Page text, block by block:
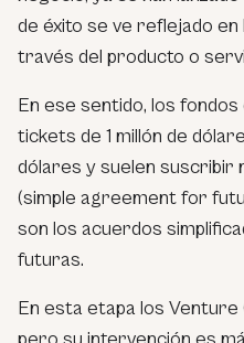
de éxito se ve reflejado
través del producto o
En ese sentido, los
tickets de 1 millón de
dólares y suelen suscribir
(simple agreement for
son los acuerdos
futuras.
En esta etapa los